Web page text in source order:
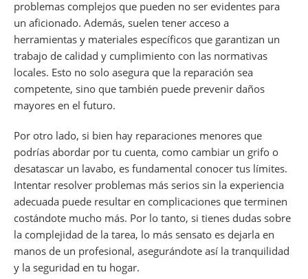
problemas complejos que pueden no ser evidentes para
un aficionado. Además, suelen tener acceso a
herramientas y materiales específicos que garantizan un
trabajo de calidad y cumplimiento con las normativas
locales. Esto no solo asegura que la reparación sea
competente, sino que también puede prevenir daños
mayores en el futuro.
Por otro lado, si bien hay reparaciones menores que
podrías abordar por tu cuenta, como cambiar un grifo o
desatascar un lavabo, es fundamental conocer tus límites.
Intentar resolver problemas más serios sin la experiencia
adecuada puede resultar en complicaciones que terminen
costándote mucho más. Por lo tanto, si tienes dudas sobre
la complejidad de la tarea, lo más sensato es dejarla en
manos de un profesional, asegurándote así la tranquilidad
y la seguridad en tu hogar.